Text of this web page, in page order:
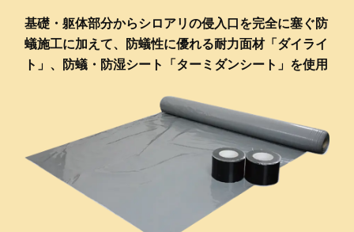
基礎・躯体部分からシロアリの侵入口を完全に塞ぐ防
蟻施工に加えて、 防蟻性に優れる耐力面材「ダイライ
ト」、 防蟻・防湿シート「ターミダンシート」を使用